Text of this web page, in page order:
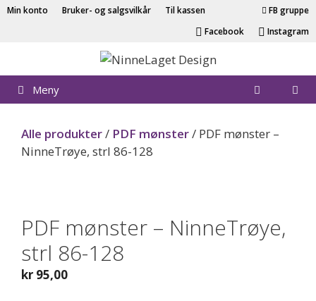
Hopp
Min konto Bruker- og salgsvilkår Til kassen
FB gruppe
Instagram
Facebook
Meny
Alle produkter/ PDF mønster/ PDF mønster –
NinneTrøye, strl 86-128
PDF mønster – NinneTrøye,
strl 86-128
kr 95,00